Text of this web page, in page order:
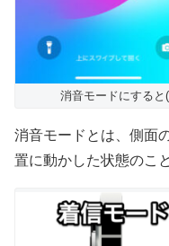
消音モードにすると
消音モードとは、側面
置に動かした状態のこ